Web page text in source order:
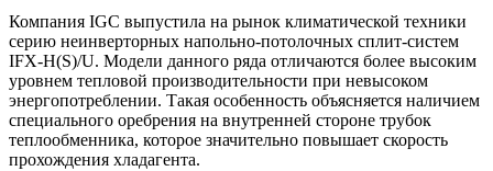
Компания IGC выпустила на рынок климатической техники
серию неинверторных напольно-потолочных сплит-систем
IFХ-H(S)/U. Модели данного ряда отличаются более высоким
уровнем тепловой производительности при невысоком
энергопотреблении. Такая особенность объясняется наличием
специального оребрения на внутренней стороне трубок
теплообменника, которое значительно повышает скорость
прохождения хладагента.